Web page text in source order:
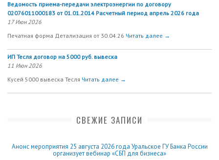
Ведомость приема-передачи электроэнергии по договору
02076011000183 от 01.01.2014 Расчетный период апрель 2026 года
17 Июн 2026
Печатная форма Детализация от 30.04.26 Читать далее →
ИП Тесля договор на 5000 руб. вывеска
11 Июн 2026
Кусей 5000 вывеска Тесля Читать далее →
СВЕЖИЕ ЗАПИСИ
Анонс мероприятия 25 августа 2026 года Уральское ГУ Банка России
организует вебинар «СБП для бизнеса»